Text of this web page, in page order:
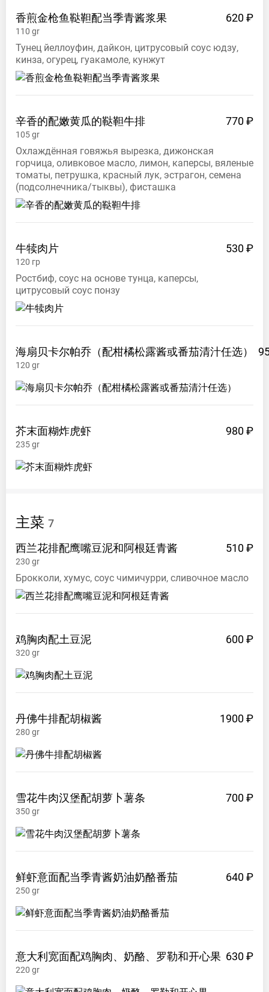
香煎金枪鱼鞑靼配当季青酱浆果 620 ₽
110 gr
Тунец йеллоуфин, дайкон, цитрусовый соус юдзу,
кинза, огурец, гуакамоле, кунжут
辛香的配嫩黄瓜的鞑靼牛排 770 ₽
105gr
Охлаждённая говяжья вырезка, дижонская
горчица, оливковое масло, лимон, каперсы, вяленые
томаты, петрушка, красный лук, эстрагон, семена
(подсолнечника/тыквы), фисташка
牛犊肉片 530 ₽
120 гр
Ростбиф, соус на основе тунца, каперсы,
цитрусовый соус понзу
海扇贝卡尔帕乔（配柑橘松露酱或番茄清汁任选）
120 gr
芥末面糊炸虎虾 980 ₽
235gr
主菜 7
西兰花排配鹰嘴豆泥和阿根廷青酱
510 ₽
230 gr
Брокколи, хумус, соус чимичурри, сливочное масло
鸡胸肉配土豆泥 600 ₽
320 gr
丹佛牛排配胡椒酱 1900 ₽
280 gr
雪花牛肉汉堡配胡萝卜薯条 700 ₽
350 gr
鲜虾意面配当季青酱奶油奶酪番茄 640 ₽
250 gr
意大利宽面配鸡胸肉、奶酪、罗勒和开心果 630 ₽
220 gr